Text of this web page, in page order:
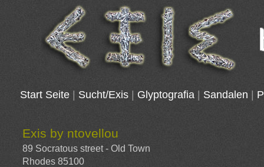
Start Seite Sucht/Exis Glyptografia Sandalen
Exis by ntovellou
89 Socratous street - Old Town
Rhodes 85100